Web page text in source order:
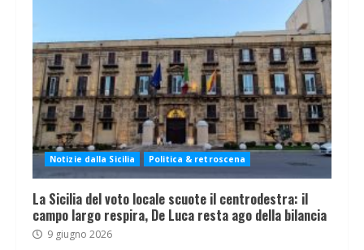
Notizie dalla Sicilia Politica & retroscena
La Sicilia del voto locale scuote il centrodestra: il
campo largo respira, De Luca resta ago della bilancia
9 giugno 2026